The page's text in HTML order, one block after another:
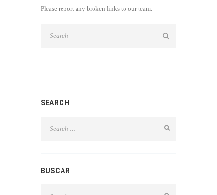
Please report any broken links to our team.
SEARCH
BUSCAR